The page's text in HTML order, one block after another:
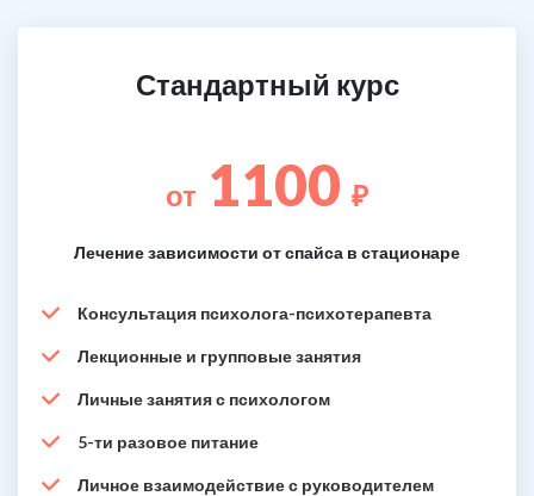
Стандартный курс
от 1100 ₽
Лечение зависимости от спайса в стационаре
Консультация психолога-психотерапевта
Лекционные и групповые занятия
Личные занятия с психологом
5-ти разовое питание
Личное взаимодействие с руководителем